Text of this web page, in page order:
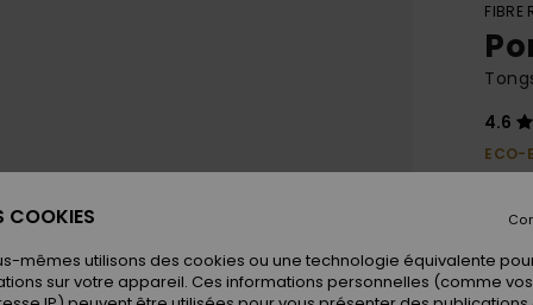
FIBRE
4.6
ECO-
COOKIES
mêmes utilisons des cookies ou une technologie équivalente
sur votre appareil. Ces informations personnelles (comme